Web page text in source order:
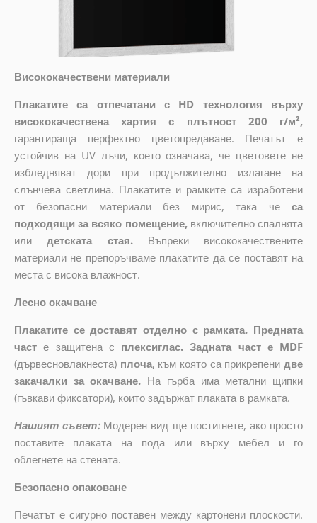
Висококачествени материали
Плакатите са отпечатани с HD технология върху
висококачествена хартия с плътност 200 г/м²,
гарантираща перфектно цветопредаване. Печатът е
устойчив на UV лъчи, което означава, че цветовете не
избледняват дори при продължително излагане на
слънчева светлина. Плакатите и рамките са изработени
от безопасни материали без мирис, така че
са
подходящи за всяко помещение, включително спалнята
или
детската стая.
Въпреки висококачествените
материали не препоръчваме плакатите да се поставят на
места с висока влажност.
Лесно окачване
Плакатите се доставят отделно с рамката. Предната
част е защитена с плексиглас. Задната част е MDF
(дървесновлакнеста) плоча, към която са прикрепени две
закачалки за окачване. На гърба има метални щипки
(гъвкави фиксатори), които задържат плаката в рамката.
Нашият съвет: Модерен вид ще постигнете, ако просто
поставите плаката на пода или върху мебел и го
облегнете на стената.
Безопасно опаковане
Печатът е сигурно поставен между картонени плоскости.